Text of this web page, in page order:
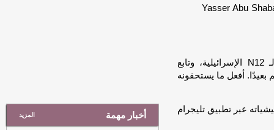
لماذا أخاف من حماس وأنا أحاربها ؟ قال الدهيني لـ N12 الإسرائيلية، وتابع
بعيدًا. أفعل ما يستحقونه
عبر تطبيق تليجرام
الأوروغوياني فيديركو باياس-الشرق
00:53
نادي الشمال يتعاقد مع المدافع
أخبار مهمة المزيد